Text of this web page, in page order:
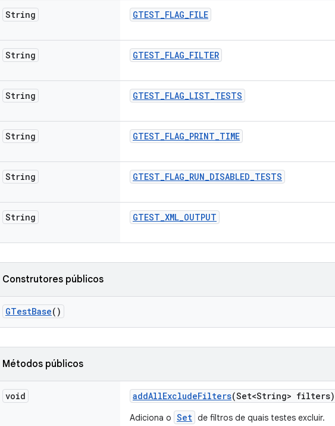
String GTEST_FLAG_FILE
String GTEST_FLAG_FILTER
String GTEST_FLAG_LIST_TESTS
String GTEST_FLAG_PRINT_TIME
String GTEST_FLAG_RUN_DISABLED_TESTS
String GTEST_XML_OUTPUT
Construtores públicos
GTestBase()
Métodos públicos
void addAllExcludeFilters(Set<String> filters)
Adiciona o Set de filtros de quais testes excluir.